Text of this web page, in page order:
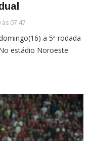
07:47
a 5ª rodada
estádio Noroeste